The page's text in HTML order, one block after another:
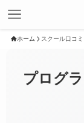
ホーム スクール口コミ
プログ